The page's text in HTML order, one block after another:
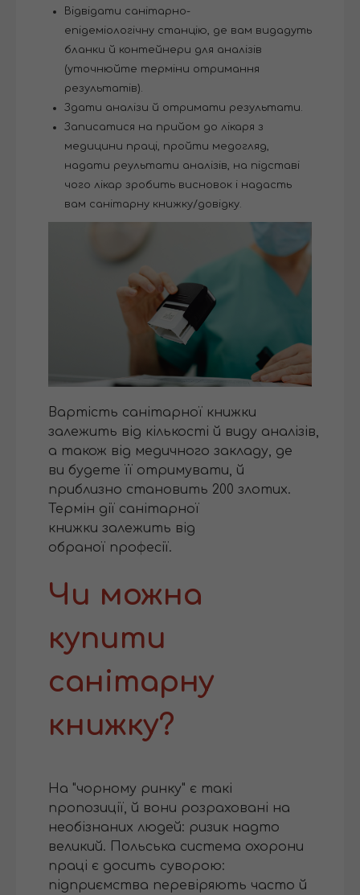
Відвідати санітарно-
епідеміологічну станцію, де вам видадуть
бланки й контейнери для аналізів
(уточнюйте терміни отримання
результатів).
Здати аналізи й отримати результати.
Записатися на прийом до лікаря з
медицини праці, пройти медогляд,
надати реультати аналізів, на підставі
чого лікар зробить висновок і надасть
вам санітарну книжку/довідку.
Вартість санітарної книжки
залежить від кількості й виду аналізів,
а також від медичного закладу, де
ви будете її отримувати, й
приблизно становить 200 злотих.
Термін дії санітарної
книжки залежить від
обраної професії.
Чи можна
купити
санітарну
книжку?
На "чорному ринку" є такі
пропозиції, й вони розраховані на
необізнаних людей: ризик надто
великий. Польська система охорони
праці є досить суворою:
підприємства перевіряють часто й